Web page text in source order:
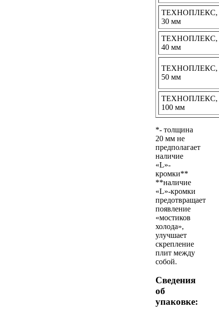
ТЕХНОПЛЕКС,
30 мм
ТЕХНОПЛЕКС,
40 мм
ТЕХНОПЛЕКС,
50 мм
ТЕХНОПЛЕКС,
100 мм
*- толщина
20 мм не
предполагает
наличие
«L»-
кромки**
**наличие
«L»-кромки
предотвращает
появление
«мостиков
холода»,
улучшает
скрепление
плит между
собой.
Сведения
об
упаковке: